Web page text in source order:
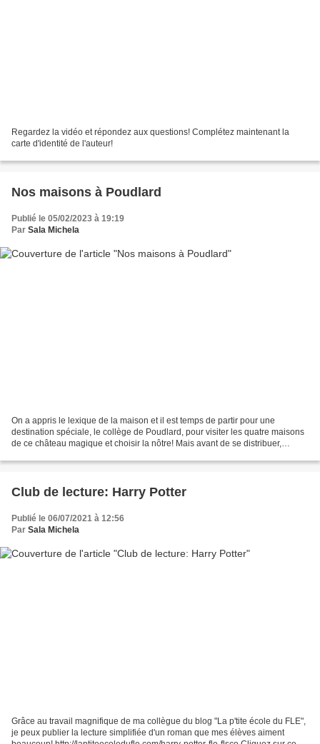
Regardez la vidéo et répondez aux questions! Complétez maintenant la
carte d'identité de l'auteur!
Nos maisons à Poudlard
Publié le 05/02/2023 à 19:19
Par Sala Michela
On a appris le lexique de la maison et il est temps de partir pour une
destination spéciale, le collège de Poudlard, pour visiter les quatre maisons
de ce château magique et choisir la nôtre! Mais avant de se distribuer,
Club de lecture: Harry Potter
Publié le 06/07/2021 à 12:56
Par Sala Michela
Grâce au travail magnifique de ma collègue du blog "La p'tite école du FLE",
je peux publier la lecture simplifiée d'un roman que mes élèves aiment